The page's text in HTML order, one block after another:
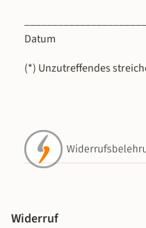
Datum
(*) Unzutreffendes
Widerruf